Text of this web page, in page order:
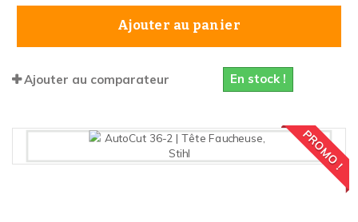
Ajouter au panier
Ajouter au comparateur En stock !
PROMO !